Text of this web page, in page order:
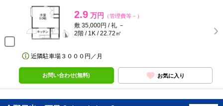
2.9 万円 （管理費等－）
敷 35,000円 / 礼 －
2階 / 1K / 22.72㎡
近隣駐車場３０００円／月
お問い合わせ(無料) お気に入り